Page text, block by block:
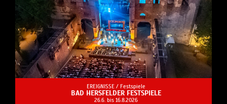
EREIGNISSE / Festspiele
BAD HERSFELDER FESTSPIELE
26.6. bis 16.8.2026